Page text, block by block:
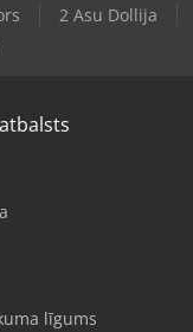
2 Asu Dollija
līgums